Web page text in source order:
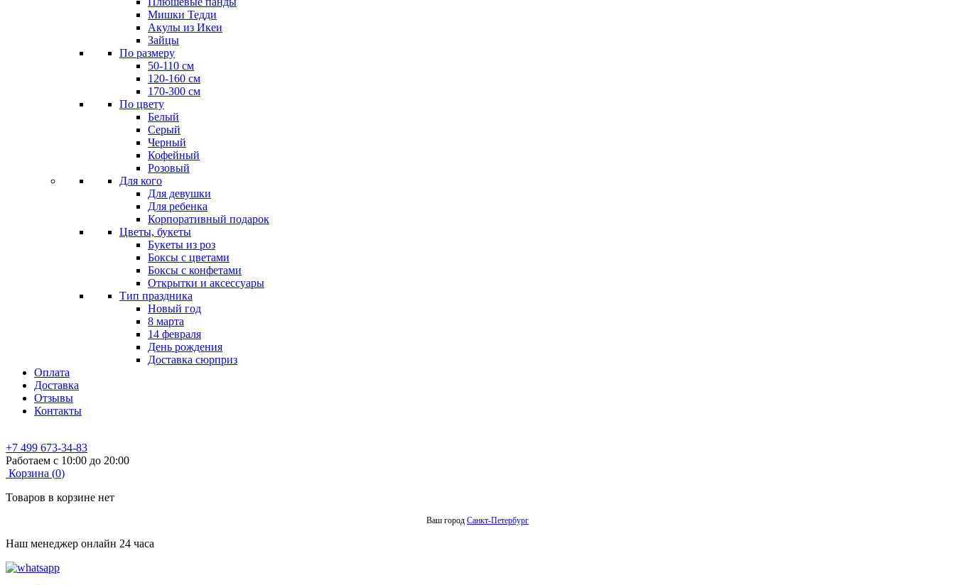
Мишки Тедди
Акулы из Икеи
Зайцы
По размеру
50-110 см
120-160 см
170-300 см
По цвету
Белый
Серый
Черный
Кофейный
Розовый
Для кого
Для девушки
Для ребенка
Корпоративный подарок
Цветы, букеты
Букеты из роз
Боксы с цветами
Боксы с конфетами
Открытки и аксессуары
Тип праздника
Новый год
8 марта
14 февраля
День рождения
Доставка сюрприз
Оплата
Доставка
Отзывы
Контакты
+7 499 673-34-83
Работаем с 10:00 до 20:00
Корзина (0)
Товаров в корзине нет
Ваш город Санкт-Петербург
Наш менеджер онлайн 24 часа